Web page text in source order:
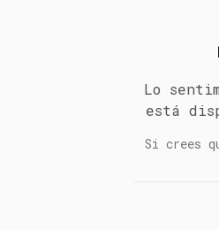
Lo
está
Si crees